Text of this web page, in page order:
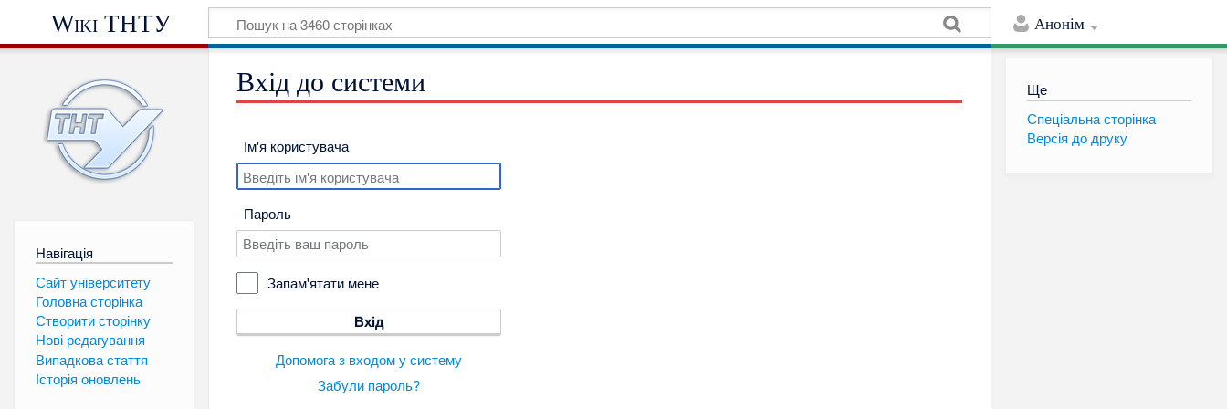
Анонім
Wiki ТНТУ
Навігація
Сайт університету
Головна сторінка
Створити сторінку
Нові редагування
Випадкова стаття
Історія оновлень
Ще
Спеціальна сторінка
Версія до друку
Вхід до системи
Ім'я користувача
Пароль
Запам'ятати мене
Вхід
Допомога з входом у систему
Забули пароль?